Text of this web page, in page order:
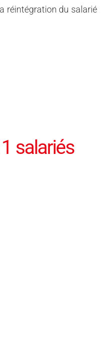
réintégration du salarié
salariés